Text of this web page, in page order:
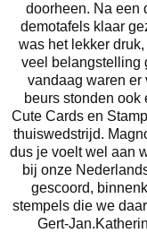
doorheen. Na een
demotafels klaar
was het lekker
veel belangstelling
vandaag waren er
beurs stonden
Cute Cards en
thuiswedstrijd.
dus je voelt wel aan
bij onze
gescoord,
stempels die we
Gert-